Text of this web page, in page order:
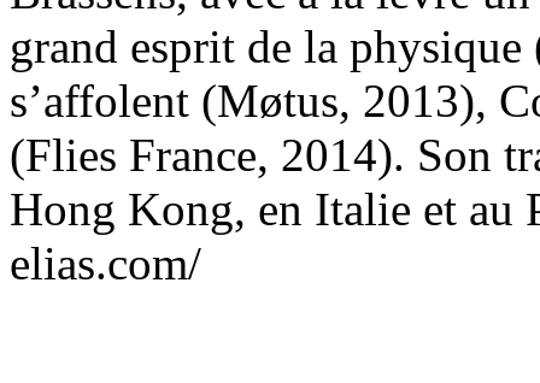
grand esprit de la physique
s’affolent (Møtus, 2013),
(Flies France, 2014). Son
Hong Kong, en Italie et au
elias.com/